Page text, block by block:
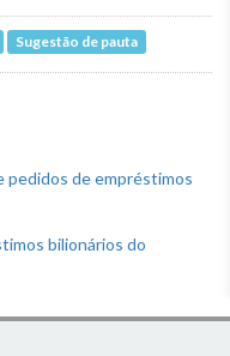
Sugestão de pauta
pedidos de empréstimos
bilionários do